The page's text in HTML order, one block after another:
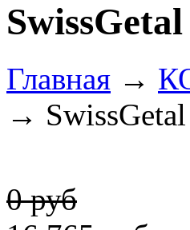
Главная →
→
0 руб